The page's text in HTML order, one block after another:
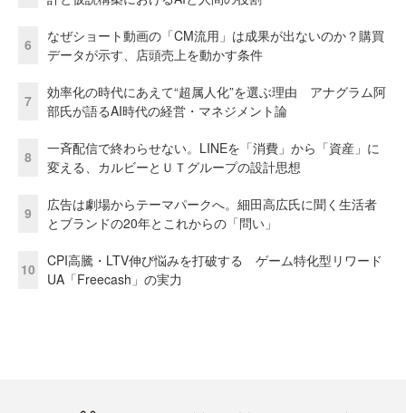
6
なぜショート動画の「CM流用」は成果が出ないのか？購買
データが示す、店頭売上を動かす条件
7
効率化の時代にあえて“超属人化”を選ぶ理由 アナグラム阿
部氏が語るAI時代の経営・マネジメント論
8
一斉配信で終わらせない。LINEを「消費」から「資産」に
変える、カルビーとＵＴグループの設計思想
9
広告は劇場からテーマパークへ。細田高広氏に聞く生活者
とブランドの20年とこれからの「問い」
10
CPI高騰・LTV伸び悩みを打破する ゲーム特化型リワード
UA「Freecash」の実力